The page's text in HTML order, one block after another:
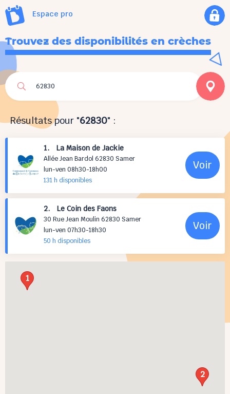
Espace pro
Trouvez des disponibilités en crèches
Résultats pour "62830" :
1. La Maison de Jackie
Allée Jean Bardol 62830 Samer
lun-ven 08h30-18h00
131 h disponibles
Voir
2. Le Coin des Faons
30 Rue Jean Moulin 62830 Samer
lun-ven 07h30-18h30
50 h disponibles
Voir
1
2